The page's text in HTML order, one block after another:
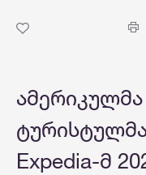
Expedia-მ